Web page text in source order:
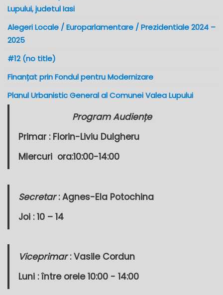
Lupului, judetul Iasi
Alegeri Locale / Europarlamentare / Prezidentiale 2024 –
2025
#12 (no title)
Finanțat prin Fondul pentru Modernizare
Planul Urbanistic General al Comunei Valea Lupului
Program Audiențe
Primar :Florin-Liviu Dulgheru
MIercuri ora:10:00-14:00
Secretar: Agnes-Ela Potochina
Joi : 10 – 14
Viceprimar: Vasile Cordun
Luni : între orele 10:00 - 14:00